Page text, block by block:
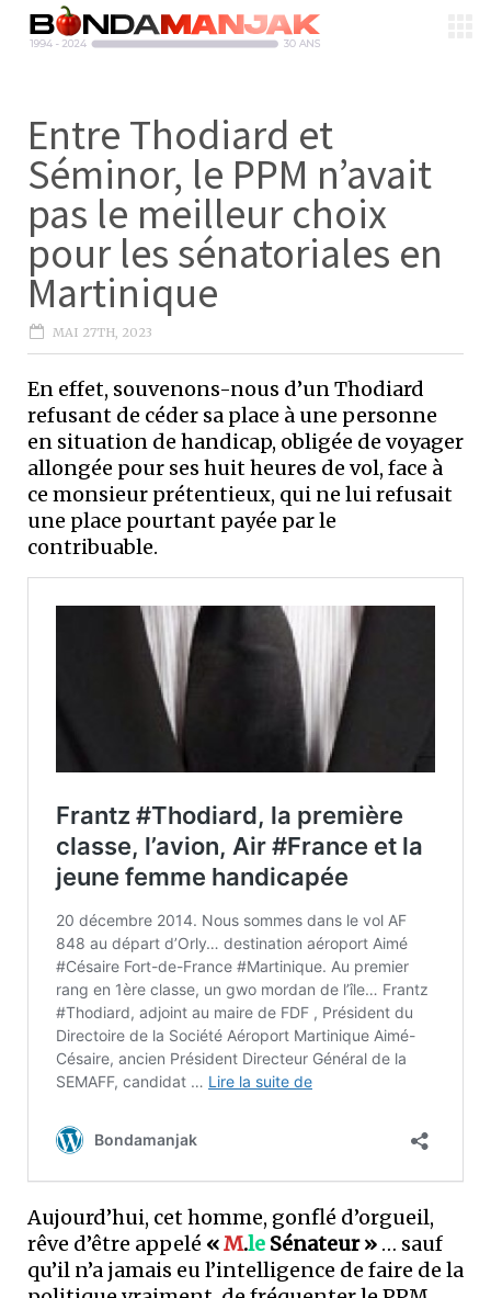
Entre Thodiard et
Séminor, le PPM n’avait
pas le meilleur choix
pour les sénatoriales en
Martinique
MAI 27TH, 2023
En effet, souvenons-nous d’un Thodiard
refusant de céder sa place à une personne
en situation de handicap, obligée de voyager
allongée pour ses huit heures de vol, face à
ce monsieur prétentieux, qui ne lui refusait
une place pourtant payée par le
contribuable.
Aujourd’hui, cet homme, gonflé d’orgueil,
rêve d’être appelé «M.le Sénateur » … sauf
qu’il n’a jamais eu l’intelligence de faire de la